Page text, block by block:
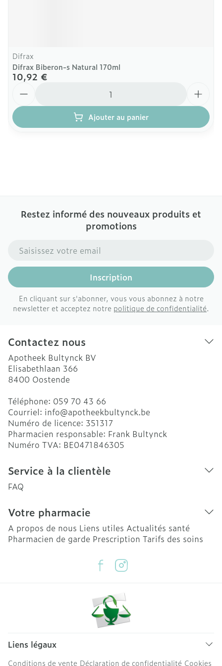
Difrax
Difrax Biberon-s Natural 170ml
10,92 €
Ajouter au panier
Restez informé des nouveaux produits et
promotions
Adresse mail
Inscription
En cliquant sur s'abonner, vous vous abonnez à notre
newsletter et acceptez notre politique de confidentialité.
Contactez nous
Apotheek Bultynck BV
Elisabethlaan 366
8400 Oostende
Téléphone: 059 70 43 66
Courriel: info@apotheekbultynck.be
Numéro de licence: 351317
Pharmacien responsable: Frank Bultynck
Numéro TVA: BE0471846305
Service à la clientèle
FAQ
Votre pharmacie
A propos de nous Liens utiles Actualités santé
Pharmacien de garde Prescription Tarifs des soins
Liens légaux
Conditions de vente Déclaration de confidentialité Cookies